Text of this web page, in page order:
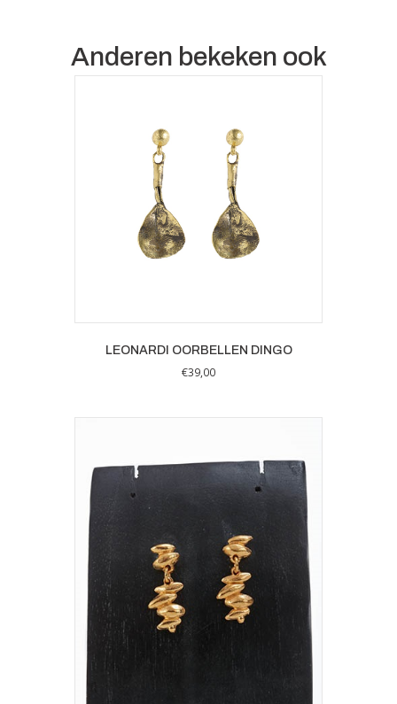
Anderen bekeken ook
LEONARDI OORBELLEN DINGO
€39,00